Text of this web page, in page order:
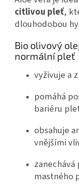
citlivou pleť,
dlouhodobou
Bio olivový
normální pleť
vyživuje a
pomáhá
bariéru
obsahuje
vnějšími
mastného